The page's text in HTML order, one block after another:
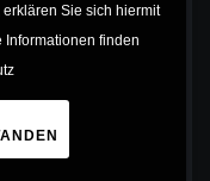
Sie sich hiermit
Informationen finden